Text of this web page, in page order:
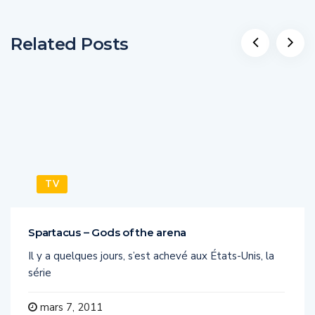
Related Posts
TV
Spartacus – Gods of the arena
Il y a quelques jours, s’est achevé aux États-Unis, la
série
mars 7, 2011